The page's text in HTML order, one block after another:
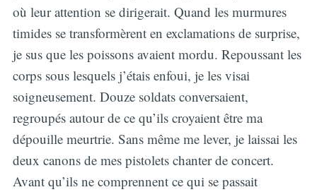
où leur attention se dirigerait. Quand les murmures
timides se transformèrent en exclamations de surprise,
je sus que les poissons avaient mordu. Repoussant les
corps sous lesquels j’étais enfoui, je les visai
soigneusement. Douze soldats conversaient,
regroupés autour de ce qu’ils croyaient être ma
dépouille meurtrie. Sans même me lever, je laissai les
deux canons de mes pistolets chanter de concert.
Avant qu’ils ne comprennent ce qui se passait